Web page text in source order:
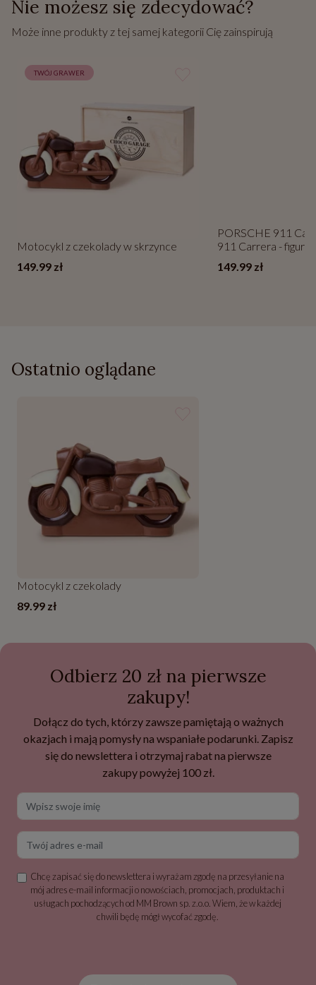
Nie możesz się zdecydować?
Może inne produkty z tej samej kategorii Cię zainspirują
TWÓJ GRAWER
Motocykl z czekolady w skrzynce
149.99 zł
PORSCHE 911
911 Carrera -
149.99 zł
Ostatnio oglądane
Motocykl z czekolady
89.99 zł
Odbierz 20 zł na pierwsze
zakupy!
Dołącz do tych, którzy zawsze pamiętają o ważnych
okazjach i mają pomysły na wspaniałe podarunki. Zapisz
się do newslettera i otrzymaj rabat na pierwsze
zakupy powyżej 100 zł.
Chcę zapisać się do newslettera i wyrażam zgodę na przesyłanie na
mój adres e-mail informacji o nowościach, promocjach, produktach i
usługach pochodzących od MM Brown sp. z.o.o. Wiem, że w każdej
chwili będę mógł wycofać zgodę.